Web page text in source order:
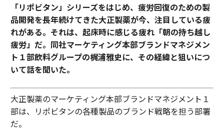
「リポビタン」シリーズをはじめ、疲労回復のための製
品開発を長年続けてきた大正製薬が今、注目している疲
れがある。それは、起床時に感じる疲れ「朝の持ち越し
疲労」だ。同社マーケティング本部ブランドマネジメン
ト１部飲料グループの梶浦雅史に、その経緯と狙いにつ
いて話を聞いた。
大正製薬のマーケティング本部ブランドマネジメント１
部は、リポビタンの各種製品のブランド戦略を担う部署
だ。